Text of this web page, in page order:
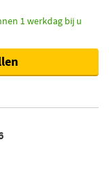
1 werkdag bij u